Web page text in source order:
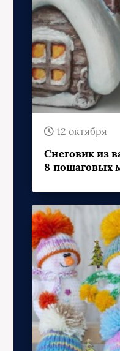
12 октября
Снеговик из
8 пошаговых